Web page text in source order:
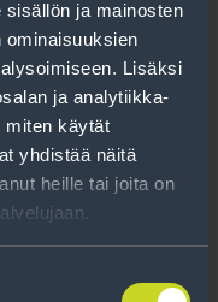
ja mainosten
ominaisuuksien
Lisäksi
ja analytiikka-
miten käytät
yhdistää näitä
heille tai joita on